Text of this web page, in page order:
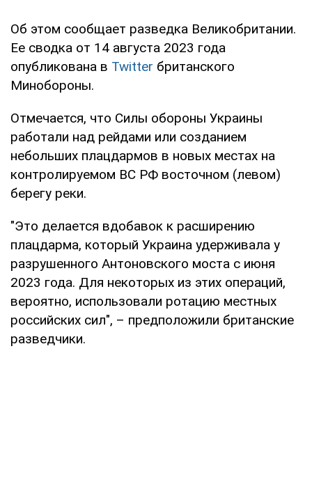
Об этом сообщает разведка Великобритании.
Ее сводка от 14 августа 2023 года
опубликована в Twitter британского
Минобороны.
Отмечается, что Силы обороны Украины
работали над рейдами или созданием
небольших плацдармов в новых местах на
контролируемом ВС РФ восточном (левом)
берегу реки.
"Это делается вдобавок к расширению
плацдарма, который Украина удерживала у
разрушенного Антоновского моста с июня
2023 года. Для некоторых из этих операций,
вероятно, использовали ротацию местных
российских сил", – предположили британские
разведчики.